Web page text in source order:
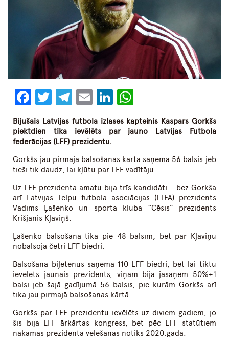
Facebook
Twitter
Telegram
EmailLinkedIn
Bijušais Latvijas futbola izlases kapteinis Kaspars Gorkšs
piektdien tika ievēlēts par jauno Latvijas Futbola
federācijas (LFF) prezidentu.
Gorkšs jau pirmajā balsošanas kārtā saņēma 56 balsis jeb
tieši tik daudz, lai kļūtu par LFF vadītāju.
Uz LFF prezidenta amatu bija trīs kandidāti – bez Gorkša
arī Latvijas Telpu futbola asociācijas (LTFA) prezidents
Vadims Ļašenko un sporta kluba “Cēsis” prezidents
Krišjānis Kļaviņš.
Ļašenko balsošanā tika pie 48 balsīm, bet par Kļaviņu
nobalsoja četri LFF biedri.
Balsošanā biļetenus saņēma 110 LFF biedri, bet lai tiktu
ievēlēts jaunais prezidents, viņam bija jāsaņem 50%+1
balsi jeb šajā gadījumā 56 balsis, pie kurām Gorkšs arī
tika jau pirmajā balsošanas kārtā.
Gorkšs par LFF prezidentu ievēlēts uz diviem gadiem, jo
šis bija LFF ārkārtas kongress, bet pēc LFF statūtiem
nākamās prezidenta vēlēšanas notiks 2020.gadā.